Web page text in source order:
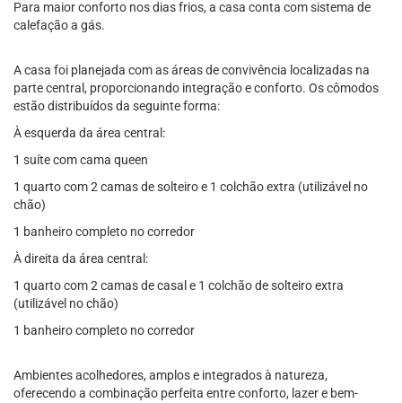
Para maior conforto nos dias frios, a casa conta com sistema de
calefação a gás.
A casa foi planejada com as áreas de convivência localizadas na
parte central, proporcionando integração e conforto. Os cômodos
estão distribuídos da seguinte forma:
À esquerda da área central:
1 suíte com cama queen
1 quarto com 2 camas de solteiro e 1 colchão extra (utilizável no
chão)
1 banheiro completo no corredor
À direita da área central:
1 quarto com 2 camas de casal e 1 colchão de solteiro extra
(utilizável no chão)
1 banheiro completo no corredor
Ambientes acolhedores, amplos e integrados à natureza,
oferecendo a combinação perfeita entre conforto, lazer e bem-